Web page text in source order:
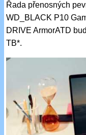
Řada přenosných
WD_BLACK P10
DRIVE ArmorATD
TB*.